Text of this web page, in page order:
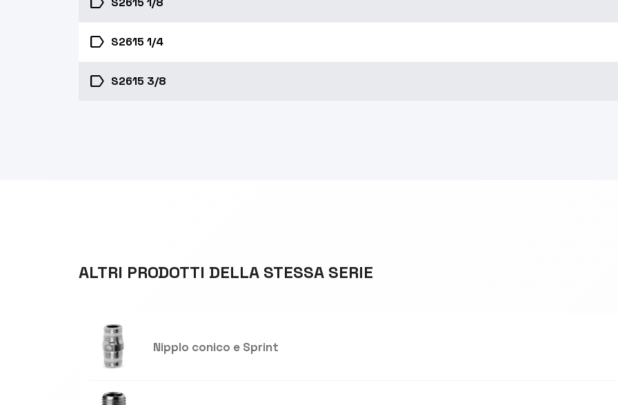
label S2615 1/4
label S2615 3/8
ALTRI PRODOTTI DELLA STESSA SERIE
Nipplo conico e Sprint